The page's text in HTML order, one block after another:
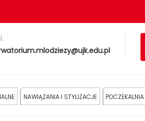
NAWIĄZANIA I STYLIZACJE